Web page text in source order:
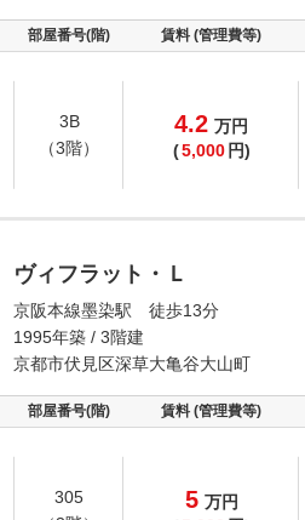
部屋番号(階) 賃料 (管理費等)
3B
（3階）
4.2 万円
(5,000 円)
ヴィフラット・Ｌ
京阪本線墨染駅 徒歩13分
1995年築 / 3階建
京都市伏見区深草大亀谷大山町
部屋番号(階) 賃料 (管理費等)
305
5 万円